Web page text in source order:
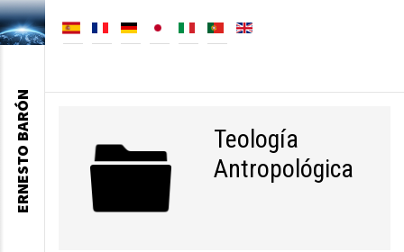
Teología
Antropológica
ERNESTO BARÓN